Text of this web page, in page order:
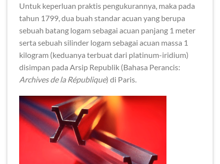
Untuk keperluan praktis pengukurannya, maka pada
tahun 1799, dua buah standar acuan yang berupa
sebuah batang logam sebagai acuan panjang 1 meter
serta sebuah silinder logam sebagai acuan massa 1
kilogram (keduanya terbuat dari platinum-iridium)
disimpan pada Arsip Republik (Bahasa Perancis:
Archives de la République) di Paris.